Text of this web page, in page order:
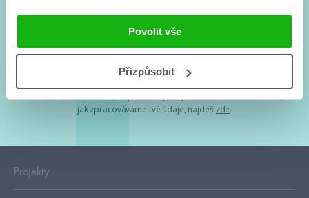
Povolit vše
Přizpůsobit
Souhlasím spodmínkami zpracování osobních údajů
Tvá e-mailová adresa je u nás v bezpečí. Přečti si
jak zpracováváme tvé údaje, najdeš zde.
Projekty